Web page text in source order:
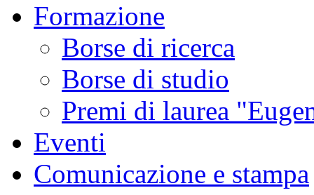
Formazione
Borse di ricerca
Borse di studio
Premi di laurea
Eventi
Comunicazione e stampa